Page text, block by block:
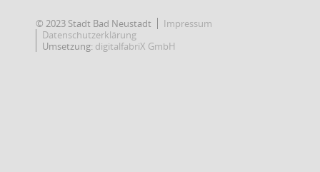
© 2023 Stadt Bad Neustadt
Impressum
Datenschutzerklärung
Umsetzung: digitalfabriX GmbH